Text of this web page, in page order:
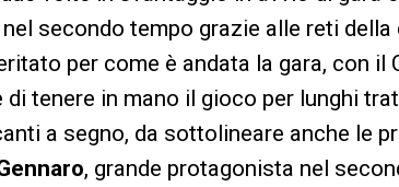
secondo tempo grazie alle reti della
per come è andata la gara, con il
tenere in mano il gioco per lunghi
a segno, da sottolineare anche le
, grande protagonista nel